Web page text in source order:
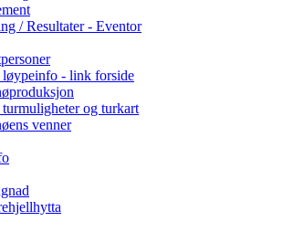
/ Resultater - Eventor
løypeinfo - link forside
og turkart
venner